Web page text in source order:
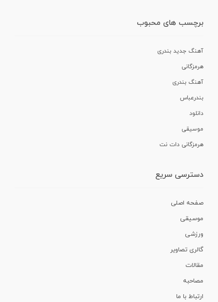
برچسب های محبوب
آهنگ جدید بندری
هرمزگانی
آهنگ بندری
بندرعباس
دانلود
موسیقی
هرمزگانی دات نت
دسترسی سریع
صفحه اصلی
موسیقی
ورزشی
گالری تصاویر
مقالات
مصاحبه
ارتباط با ما